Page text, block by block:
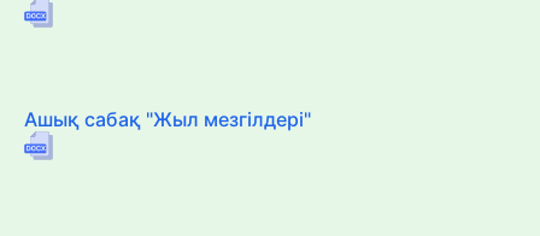
Ашық сабақ "Жыл мезгілдері"